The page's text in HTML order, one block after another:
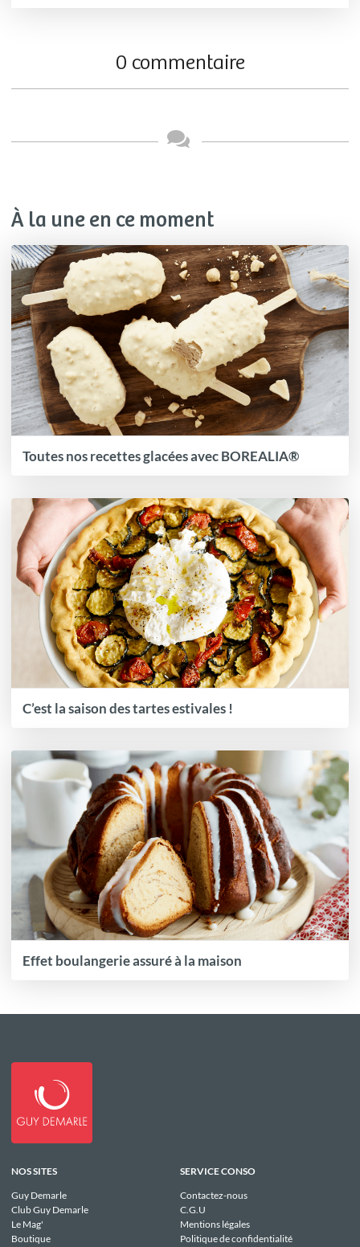
0 commentaire
À la une en ce moment
Toutes nos recettes glacées avec BOREALIA®
C’est la saison des tartes estivales !
Effet boulangerie assuré à la maison
NOS SITES
Guy Demarle
Club Guy Demarle
Le Mag'
Boutique
SERVICE CONSO
Contactez-nous
C.G.U
Mentions légales
Politique de confidentialité